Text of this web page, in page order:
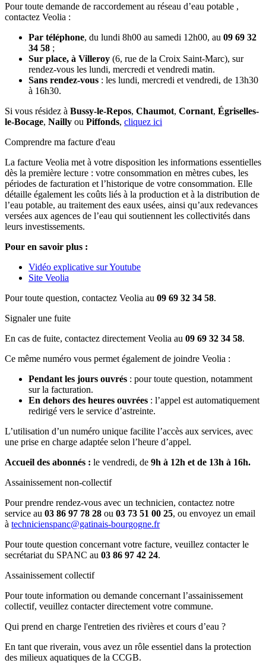
Pour toute demande de raccordement au réseau d’eau potable ,
contactez Veolia :
Par téléphone, du lundi 8h00 au samedi 12h00, au 09 69 32
34 58 ;
Sur place, à Villeroy (6, rue de la Croix Saint-Marc), sur
rendez-vous les lundi, mercredi et vendredi matin.
Sans rendez-vous : les lundi, mercredi et vendredi, de 13h30
à 16h30.
Si vous résidez à Bussy-le-Repos, Chaumot, Cornant, Égriselles-
le-Bocage, Nailly ou Piffonds, cliquez ici
Comprendre ma facture d'eau
La facture Veolia met à votre disposition les informations essentielles
dès la première lecture : votre consommation en mètres cubes, les
périodes de facturation et l’historique de votre consommation. Elle
détaille également les coûts liés à la production et à la distribution de
l’eau potable, au traitement des eaux usées, ainsi qu’aux redevances
versées aux agences de l’eau qui soutiennent les collectivités dans
leurs investissements.
Pour en savoir plus :
Vidéo explicative sur Youtube
Site Veolia
Pour toute question, contactez Veolia au 09 69 32 34 58.
Signaler une fuite
En cas de fuite, contactez directement Veolia au 09 69 32 34 58.
Ce même numéro vous permet également de joindre Veolia :
Pendant les jours ouvrés : pour toute question, notamment
sur la facturation.
En dehors des heures ouvrées : l’appel est automatiquement
redirigé vers le service d’astreinte.
L’utilisation d’un numéro unique facilite l’accès aux services, avec
une prise en charge adaptée selon l’heure d’appel.
Accueil des abonnés : le vendredi, de 9h à 12h et de 13h à 16h.
Assainissement non-collectif
Pour prendre rendez-vous avec un technicien, contactez notre
service au 03 86 97 78 28 ou 03 73 51 00 25, ou envoyez un email
à technicienspanc@gatinais-bourgogne.fr
Pour toute question concernant votre facture, veuillez contacter le
secrétariat du SPANC au 03 86 97 42 24.
Assainissement collectif
Pour toute information ou demande concernant l’assainissement
collectif, veuillez contacter directement votre commune.
Qui prend en charge l'entretien des rivières et cours d’eau ?
En tant que riverain, vous avez un rôle essentiel dans la protection
des milieux aquatiques de la CCGB.